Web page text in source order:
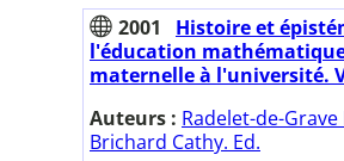
2001
Histoire et
l'éducation
maternelle à l'université.
Auteurs : Radelet-de-Grave
Brichard Cathy. Ed.